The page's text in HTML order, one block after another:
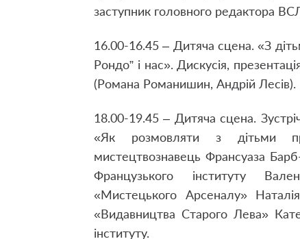
заступник головного редактора
16.00-16.45 – Дитяча сцена. «З
Рондо” і нас». Дискусія,
(Романа Романишин, Андрій
18.00-19.45 – Дитяча сцена.
«Як розмовляти з дітьми
мистецтвознавець Франсуаза
Французького інституту
«Мистецького Арсеналу»
«Видавництва Старого Лева»
інституту.